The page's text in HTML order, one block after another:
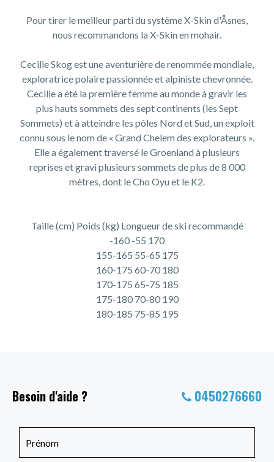
Pour tirer le meilleur parti du système X-Skin d'Åsnes,
nous recommandons la X-Skin en mohair.
Cecilie Skog est une aventurière de renommée mondiale,
exploratrice polaire passionnée et alpiniste chevronnée.
Cecilie a été la première femme au monde à gravir les
plus hauts sommets des sept continents (les Sept
Sommets) et à atteindre les pôles Nord et Sud, un exploit
connu sous le nom de « Grand Chelem des explorateurs ».
Elle a également traversé le Groenland à plusieurs
reprises et gravi plusieurs sommets de plus de 8 000
mètres, dont le Cho Oyu et le K2.
Taille (cm) Poids (kg) Longueur de ski recommandé
-160 -55 170
155-165 55-65 175
160-175 60-70 180
170-175 65-75 185
175-180 70-80 190
180-185 75-85 195
Besoin d'aide ? 0450276660